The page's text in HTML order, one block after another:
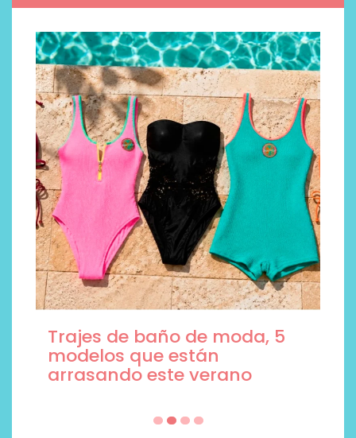
Trajes de baño de moda, 5
modelos que están
arrasando este verano